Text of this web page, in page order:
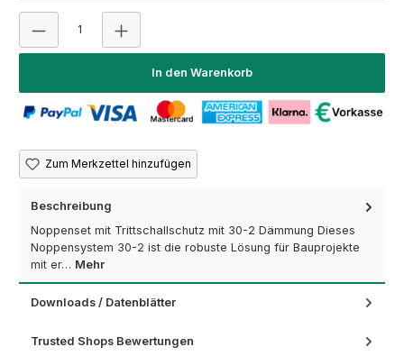
Produkt Anzahl: Gib den gewünschten Wert ein
In den Warenkorb
Zum Merkzettel hinzufügen
Beschreibung
Noppenset mit Trittschallschutz mit 30-2 Dämmung Dieses
Noppensystem 30-2 ist die robuste Lösung für Bauprojekte
mit er… Mehr
Downloads / Datenblätter
Trusted Shops Bewertungen